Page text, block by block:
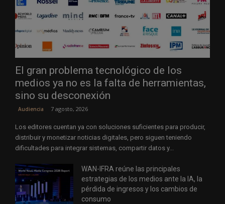
El gran problema tecnológico de los
medios ya no es la falta de herramientas,
sino su desconexión
Audiencia 7 agosto, 2026
Los editores cuentan ya con soluciones suficientes para producir,
distribuir y monetizar noticias digitales, pero siguen teniendo
dificultades para integrar sistemas, compartir datos y...
WAN-IFRA reúne las principales
estrategias de los medios ante la IA, la
pérdida de ingresos y los cambios de
consumo